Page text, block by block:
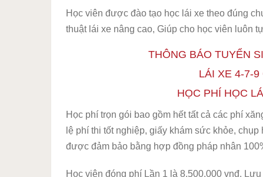
Học viên được đào tạo học lái xe theo đúng
thuật lái xe nâng cao, Giúp cho học viên luôn
THÔNG BÁO TUYỂN
LÁI XE 4-7-
HỌC PHÍ HỌC
Học phí trọn gói bao gồm hết tất cả các phí
lệ phí thi tốt nghiệp, giấy khám sức khỏe,
được đảm bảo bằng hợp đồng pháp nhân
Học viên đóng phí Lần 1 là 8.500.000 vnđ.